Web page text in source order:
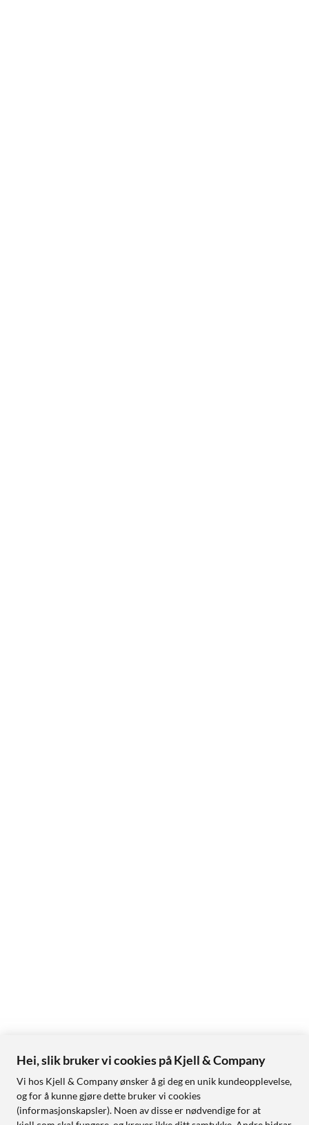
Hei, slik bruker vi cookies på Kjell & Company
Vi hos Kjell & Company ønsker å gi deg en unik kundeopplevelse,
og for å kunne gjøre dette bruker vi cookies
(informasjonskapsler). Noen av disse er nødvendige for at